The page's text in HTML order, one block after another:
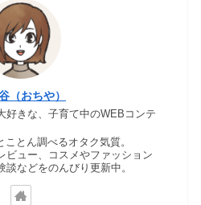
（おちや）
好きな、子育て中のWEBコンテ
ことん調べるオタク気質。
ビュー、コスメやファッション
などをのんびり更新中。